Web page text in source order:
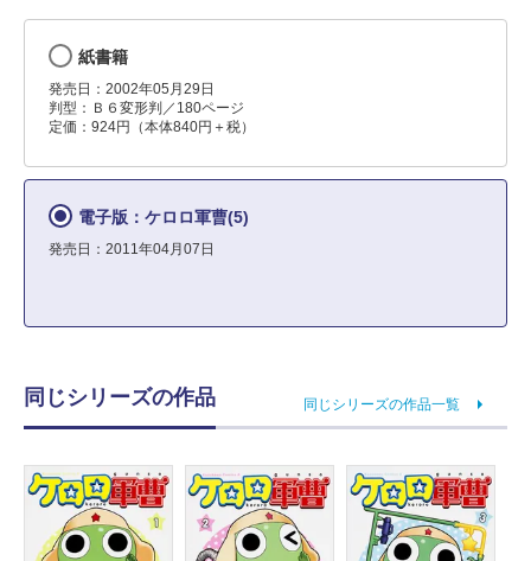
紙書籍
発売日：2002年05月29日
判型：Ｂ６変形判／180ページ
定価：924円（本体840円＋税）
電子版：ケロロ軍曹(5)
発売日：2011年04月07日
同じシリーズの作品 同じシリーズの作品一覧